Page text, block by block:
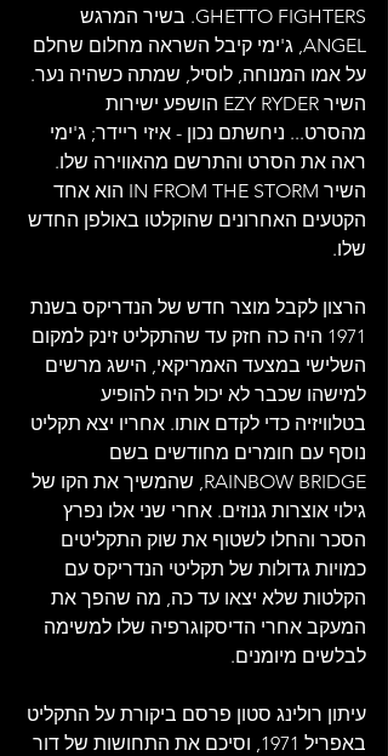
GHETTO FIGHTERS. בשיר המרגש
ANGEL, ג'ימי קיבל השראה מחלום שחלם
על אמו המנוחה, לוסיל, שמתה כשהיה נער.
השיר EZY RYDER הושפע ישירות
מהסרט... ניחשתם נכון - איזי ריידר; ג'ימי
ראה את הסרט והתרשם מהאווירה שלו.
השיר IN FROM THE STORM הוא אחד
הקטעים האחרונים שהוקלטו באולפן החדש
שלו.
הרצון לקבל מוצר חדש של הנדריקס בשנת
1971 היה כה חזק עד שהתקליט זינק למקום
השלישי במצעד האמריקאי, הישג מרשים
למישהו שכבר לא יכול היה להופיע
בטלוויזיה כדי לקדם אותו. אחריו יצא תקליט
נוסף עם חומרים מחודשים בשם
RAINBOW BRIDGE, שהמשיך את הקו של
גילוי אוצרות גנוזים. אחרי שני אלו נפרץ
הסכר והחלו לשטוף את שוק התקליטים
כמויות גדולות של תקליטי הנדריקס עם
הקלטות שלא יצאו עד כה, מה שהפך את
המעקב אחרי הדיסקוגרפיה שלו למשימה
לבלשים מיומנים.
עיתון רולינג סטון פרסם ביקורת על התקליט
באפריל 1971, וסיכם את התחושות של דור